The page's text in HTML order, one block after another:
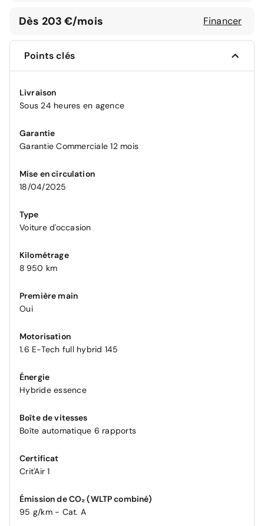
Dès 203 €/mois Financer
Points clés
Livraison
Sous 24 heures en agence
Garantie
Garantie Commerciale 12 mois
Mise en circulation
18/04/2025
Type
Voiture d'occasion
Kilométrage
8 950 km
Première main
Oui
Motorisation
1.6 E-Tech full hybrid 145
Énergie
Hybride essence
Boîte de vitesses
Boîte automatique 6 rapports
Certificat
Crit'Air 1
Émission de CO₂ (WLTP combiné)
95 g/km - Cat. A